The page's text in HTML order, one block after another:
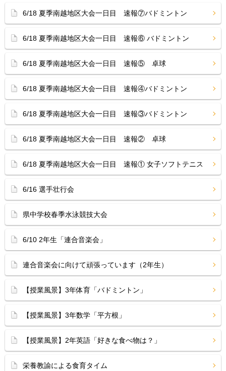
6/18 夏季南越地区大会一日目 速報⑦バドミントン
6/18 夏季南越地区大会一日目 速報⑥ バドミントン
6/18 夏季南越地区大会一日目 速報⑤ 卓球
6/18 夏季南越地区大会一日目 速報④バドミントン
6/18 夏季南越地区大会一日目 速報③バドミントン
6/18 夏季南越地区大会一日目 速報② 卓球
6/18 夏季南越地区大会一日目 速報① 女子ソフトテニス
6/16 選手壮行会
県中学校春季水泳競技大会
6/10 2年生「連合音楽会」
連合音楽会に向けて頑張っています（2年生）
【授業風景】3年体育「バドミントン」
【授業風景】3年数学「平方根」
【授業風景】2年英語「好きな食べ物は？」
栄養教諭による食育タイム